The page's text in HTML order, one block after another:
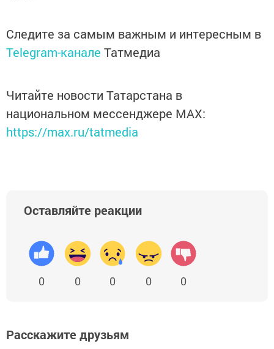
Следите за самым важным и интересным в
Telegram-канале Татмедиа
Читайте новости Татарстана в
национальном мессенджере MАХ:
https://max.ru/tatmedia
Оставляйте реакции
0 0 0 0 0
Расскажите друзьям